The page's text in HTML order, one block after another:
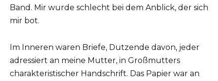
Band. Mir wurde schlecht bei dem Anblick, der sich
mir bot.
Im Inneren waren Briefe, Dutzende davon, jeder
adressiert an meine Mutter, in Großmutters
charakteristischer Handschrift. Das Papier war an